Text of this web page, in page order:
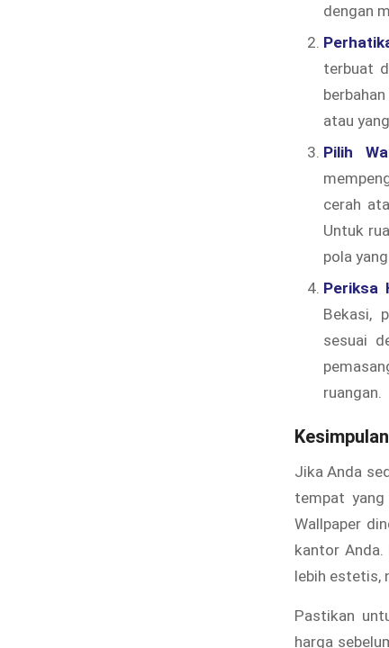
dengan
terbuat
atau
Pilih
cerah
Untuk
pola
Periksa
Bekasi,
sesuai
ruangan.
Kesimpulan
Jika Anda
tempat yang
Wallpaper
kantor Anda.
lebih estetis,
Pastikan
harga